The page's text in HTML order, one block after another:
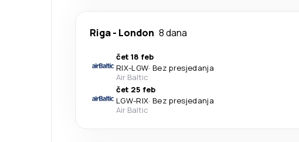
Riga- London 8 dana
čet 18 feb
RIX-LGW· Bez presjedanja
Air Baltic
čet 25 feb
LGW-RIX· Bez presjedanja
Air Baltic